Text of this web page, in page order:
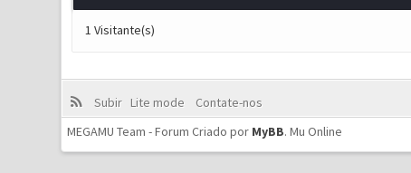
1 Visitante(s)
Subir Lite mode
Contate-nos
MEGAMU Team - Forum Criado por MyBB.Mu Online